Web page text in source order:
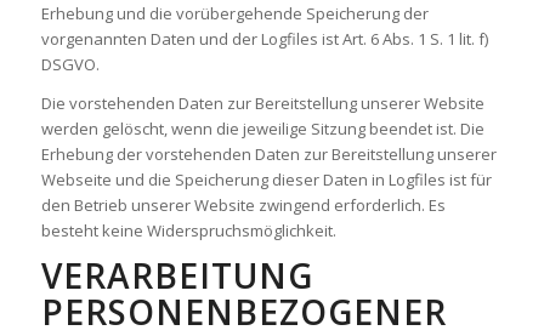
Erhebung und die vorübergehende Speicherung der
vorgenannten Daten und der Logfiles ist Art. 6 Abs. 1 S. 1 lit. f)
DSGVO.
Die vorstehenden Daten zur Bereitstellung unserer Website
werden gelöscht, wenn die jeweilige Sitzung beendet ist. Die
Erhebung der vorstehenden Daten zur Bereitstellung unserer
Webseite und die Speicherung dieser Daten in Logfiles ist für
den Betrieb unserer Website zwingend erforderlich. Es
besteht keine Widerspruchsmöglichkeit.
VERARBEITUNG
PERSONENBEZOGENER